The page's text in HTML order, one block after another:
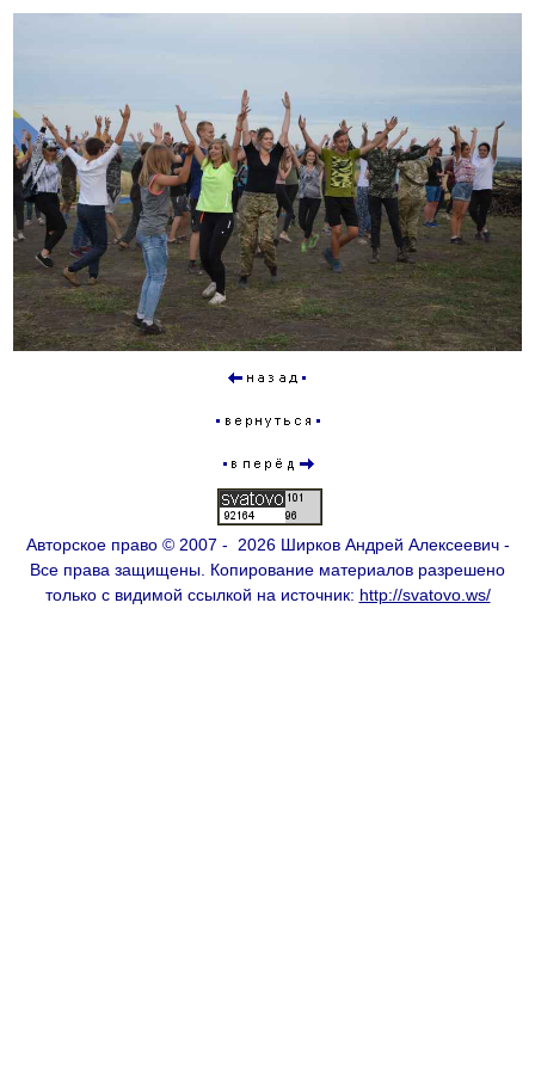
Авторское право © 2007 - 2026 Ширков Андрей Алексеевич -
Все права защищены. Копирование материалов разрешено
только с видимой ссылкой на источник: http://svatovo.ws/